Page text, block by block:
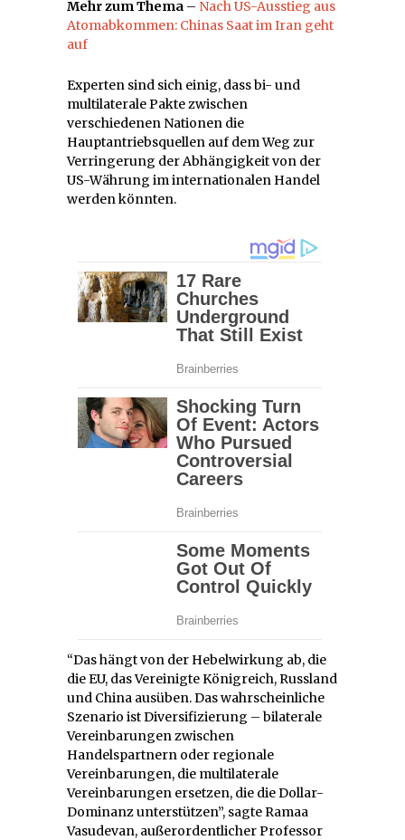
Mehr zum Thema – Nach US-Ausstieg aus
Atomabkommen: Chinas Saat im Iran geht
auf
Experten sind sich einig, dass bi- und
multilaterale Pakte zwischen
verschiedenen Nationen die
Hauptantriebsquellen auf dem Weg zur
Verringerung der Abhängigkeit von der
US-Währung im internationalen Handel
werden könnten.
“Das hängt von der Hebelwirkung ab, die
die EU, das Vereinigte Königreich, Russland
und China ausüben. Das wahrscheinliche
Szenario ist Diversifizierung – bilaterale
Vereinbarungen zwischen
Handelspartnern oder regionale
Vereinbarungen, die multilaterale
Vereinbarungen ersetzen, die die Dollar-
Dominanz unterstützen”, sagte Ramaa
Vasudevan, außerordentlicher Professor